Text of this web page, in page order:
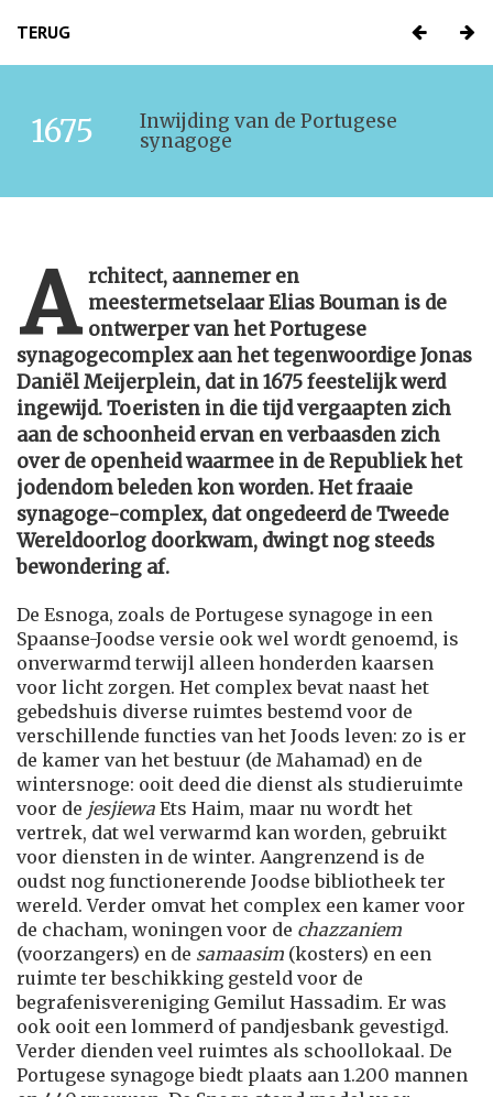
TERUG
1675
Inwijding van de Portugese
synagoge
A rchitect, aannemer en
meestermetselaar Elias Bouman is de
ontwerper van het Portugese
synagogecomplex aan het tegenwoordige Jonas
Daniël Meijerplein, dat in 1675 feestelijk werd
ingewijd. Toeristen in die tijd vergaapten zich
aan de schoonheid ervan en verbaasden zich
over de openheid waarmee in de Republiek het
jodendom beleden kon worden. Het fraaie
synagoge-complex, dat ongedeerd de Tweede
Wereldoorlog doorkwam, dwingt nog steeds
bewondering af.
De Esnoga, zoals de Portugese synagoge in een
Spaanse-Joodse versie ook wel wordt genoemd, is
onverwarmd terwijl alleen honderden kaarsen
voor licht zorgen. Het complex bevat naast het
gebedshuis diverse ruimtes bestemd voor de
verschillende functies van het Joods leven: zo is er
de kamer van het bestuur (de Mahamad) en de
wintersnoge: ooit deed die dienst als studieruimte
voor de jesjiewa Ets Haim, maar nu wordt het
vertrek, dat wel verwarmd kan worden, gebruikt
voor diensten in de winter. Aangrenzend is de
oudst nog functionerende Joodse bibliotheek ter
wereld. Verder omvat het complex een kamer voor
de chacham, woningen voor de chazzaniem
(voorzangers) en de samaasim (kosters) en een
ruimte ter beschikking gesteld voor de
begrafenisvereniging Gemilut Hassadim. Er was
ook ooit een lommerd of pandjesbank gevestigd.
Verder dienden veel ruimtes als schoollokaal. De
Portugese synagoge biedt plaats aan 1.200 mannen